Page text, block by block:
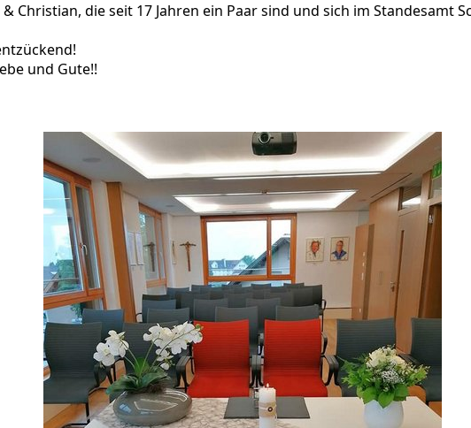
die seit 17 Jahren ein Paar sind und sich im Standesamt
und Gute!!